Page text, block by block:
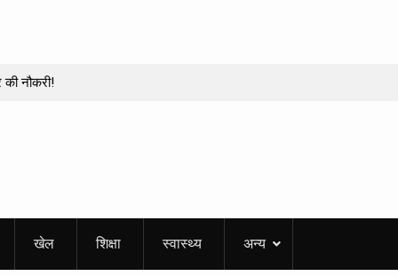
नौकरी!
कराने! बोले- गलती
रक्षक के शहीद
खेल शिक्षा स्वास्थ्य अन्य